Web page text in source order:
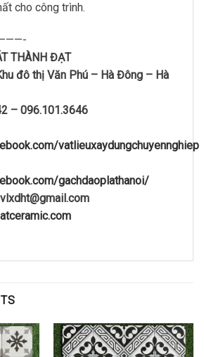
cho công trình.
THÀNH ĐẠT
đô thị Văn Phú – Hà Đông – Hà
– 096.101.3646
vatlieuxaydungchuyennghiep
gachdaoplathanoi/